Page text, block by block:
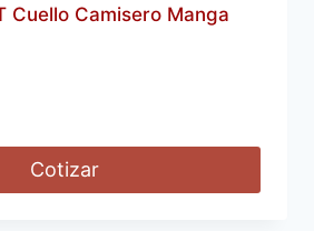
Cuello Camisero Manga
Cotizar